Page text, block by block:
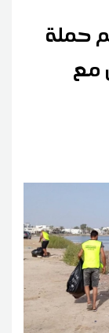
حملة
مع